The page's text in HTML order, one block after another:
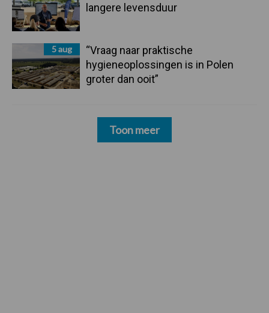
langere levensduur
5 aug
“Vraag naar praktische
hygieneoplossingen is in Polen
groter dan ooit”
Toon meer